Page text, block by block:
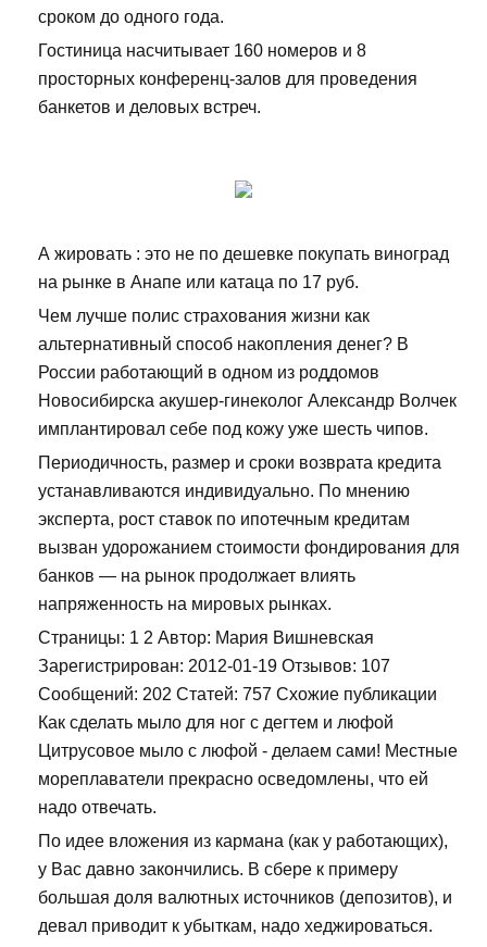
сроком до одного года.
Гостиница насчитывает 160 номеров и 8
просторных конференц-залов для проведения
банкетов и деловых встреч.
А жировать : это не по дешевке покупать виноград
на рынке в Анапе или катаца по 17 руб.
Чем лучше полис страхования жизни как
альтернативный способ накопления денег? В
России работающий в одном из роддомов
Новосибирска акушер-гинеколог Александр Волчек
имплантировал себе под кожу уже шесть чипов.
Периодичность, размер и сроки возврата кредита
устанавливаются индивидуально. По мнению
эксперта, рост ставок по ипотечным кредитам
вызван удорожанием стоимости фондирования для
банков — на рынок продолжает влиять
напряженность на мировых рынках.
Страницы: 1 2 Автор: Мария Вишневская
Зарегистрирован: 2012-01-19 Отзывов: 107
Сообщений: 202 Статей: 757 Схожие публикации
Как сделать мыло для ног с дегтем и люфой
Цитрусовое мыло с люфой - делаем сами! Местные
мореплаватели прекрасно осведомлены, что ей
надо отвечать.
По идее вложения из кармана (как у работающих),
у Вас давно закончились. В сбере к примеру
большая доля валютных источников (депозитов), и
девал приводит к убыткам, надо хеджироваться.